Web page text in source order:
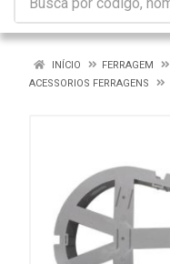
INÍCIO
FERRAGEM
ACESSORIOS FERRAGENS